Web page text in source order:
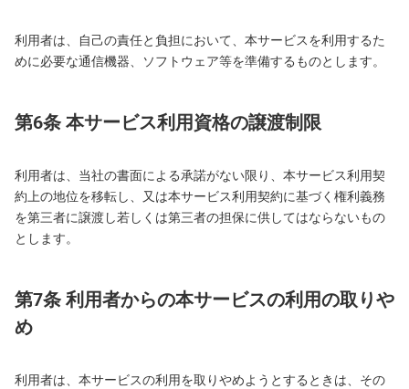
利用者は、自己の責任と負担において、本サービスを利用するた
めに必要な通信機器、ソフトウェア等を準備するものとします。
第6条 本サービス利用資格の譲渡制限
利用者は、当社の書面による承諾がない限り、本サービス利用契
約上の地位を移転し、又は本サービス利用契約に基づく権利義務
を第三者に譲渡し若しくは第三者の担保に供してはならないもの
とします。
第7条 利用者からの本サービスの利用の取りや
め
利用者は、本サービスの利用を取りやめようとするときは、その